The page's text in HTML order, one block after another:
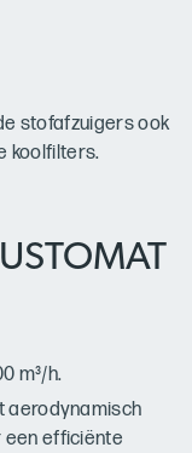
stofafzuigers ook
koolfilters.
m³/h.
aerodynamisch
efficiënte